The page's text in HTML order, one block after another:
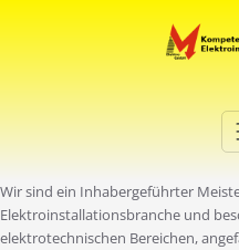
Elektro Martini
Wir sind ein Inhabergeführter
Elektroinstallationsbranche und
elektrotechnischen Bereichen,